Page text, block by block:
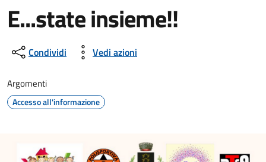
E...state insieme!!
Dettagli della notizia
Condividi Vedi azioni
Argomenti
Accesso all'informazione